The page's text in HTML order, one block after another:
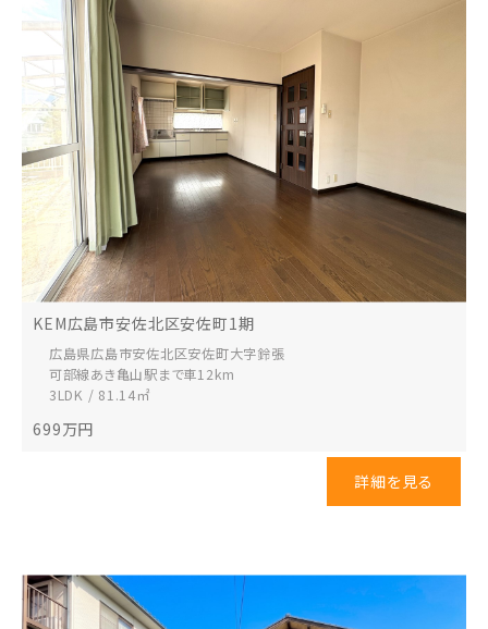
KEM広島市安佐北区安佐町1期
広島県広島市安佐北区安佐町大字鈴張
可部線あき亀山駅まで車12km
3LDK / 81.14㎡
699万円
詳細を見る